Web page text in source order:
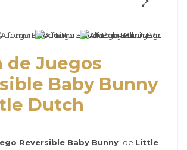
de Juegos
Baby Bunny
Dutch
Reversible Baby Bunny de Little